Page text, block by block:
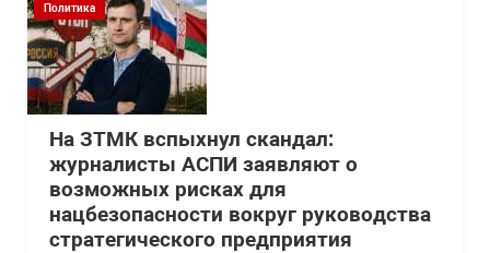
Политика
На ЗТМК вспыхнул скандал:
журналисты АСПИ заявляют о
возможных рисках для
нацбезопасности вокруг руководства
стратегического предприятия